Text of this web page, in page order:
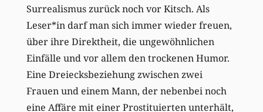
Surrealismus zurück noch vor Kitsch. Als
Leser*in darf man sich immer wieder freuen,
über ihre Direktheit, die ungewöhnlichen
Einfälle und vor allem den trockenen Humor.
Eine Dreiecksbeziehung zwischen zwei
Frauen und einem Mann, der nebenbei noch
eine Affäre mit einer Prostituierten unterhält,